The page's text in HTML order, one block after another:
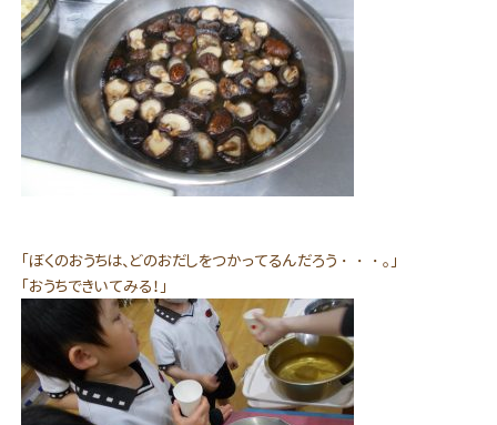
「ぼくのおうちは、どのおだしをつかってるんだろう・・・。」
「おうちできいてみる！」